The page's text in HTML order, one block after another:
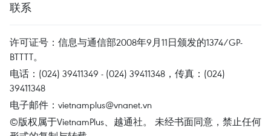
联系
许可证号：信息与通信部2008年9月11日颁发的1374/GP-
BTTTT。
电话：(024) 39411349 - (024) 39411348，传真：(024)
39411348
电子邮件： vietnamplus@vnanet.vn
©版权属于VietnamPlus、越通社。 未经书面同意，禁止任何